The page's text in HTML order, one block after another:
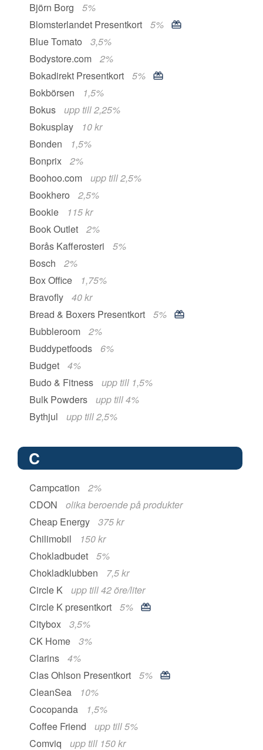
Björn Borg
5%
Blomsterlandet Presentkort
5%
Blue Tomato
3,5%
Bodystore.com
2%
Bokadirekt Presentkort
5%
Bokbörsen
1,5%
Bokus
upp till 2,25%
Bokusplay
10 kr
Bonden
1,5%
Bonprix
2%
Boohoo.com
upp till 2,5%
Bookhero
2,5%
Bookie
115 kr
Book Outlet
2%
Borås Kafferosteri
5%
Bosch
2%
Box Office
1,75%
Bravofly
40 kr
Bread & Boxers Presentkort
5%
Bubbleroom
2%
Buddypetfoods
6%
Budget
4%
Budo & Fitness
upp till 1,5%
Bulk Powders
upp till 4%
Bythjul
upp till 2,5%
C
Campcation
2%
CDON
olika beroende på produkter
Cheap Energy
375 kr
Chilimobil
150 kr
Chokladbudet
5%
Chokladklubben
7,5 kr
Circle K
upp till 42 öre/liter
Circle K presentkort
5%
Citybox
3,5%
CK Home
3%
Clarins
4%
Clas Ohlson Presentkort
5%
CleanSea
10%
Cocopanda
1,5%
Coffee Friend
upp till 5%
Comviq
upp till 150 kr